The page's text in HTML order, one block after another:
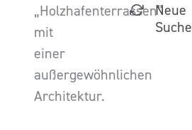
„Holzhafenterrassen”
mit
einer
außergewöhnlichen
Architektur.
Neue
Suche